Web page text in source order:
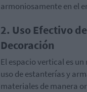
armoniosamente en el
2. Uso Efectivo
Decoración
El espacio vertical es
uso de estanterías y
materiales de manera